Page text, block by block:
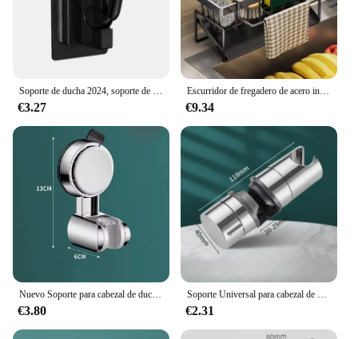
Soporte de ducha 2024, soporte de pared autoadhesivo ajustable sin perforaciones, soporte para cabezal de ducha montado en el baño, accesorios de baño de ducha
€3.27
Escurridor de fregadero de acero inoxidable para cocina, soporte de esponja, almacenamiento de grifo, escurridor de jabón, toallero, estante organizador, accesorios
€9.34
Nuevo Soporte para cabezal de ducha de mano con ventosa de ajuste Horizontal único, soporte para cabezal de ducha grande, montado en la pared
€3.80
Soporte Universal para cabezal de ducha de 18 ~ 25MM, soporte ajustable ABS cromado para riel de ducha, accesorios de baño, soportes de montaje para ducha
€2.31